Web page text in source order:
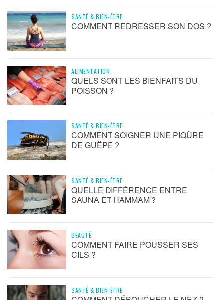
SANTÉ & BIEN-ÊTRE
COMMENT REDRESSER SON DOS ?
ALIMENTATION
QUELS SONT LES BIENFAITS DU
POISSON ?
SANTÉ & BIEN-ÊTRE
COMMENT SOIGNER UNE PIQÛRE
DE GUÊPE ?
SANTÉ & BIEN-ÊTRE
QUELLE DIFFÉRENCE ENTRE
SAUNA ET HAMMAM ?
BEAUTÉ
COMMENT FAIRE POUSSER SES
CILS ?
SANTÉ & BIEN-ÊTRE